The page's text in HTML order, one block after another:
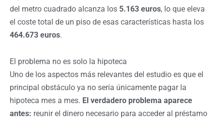
del metro cuadrado alcanza los 5.163 euros, lo que eleva
el coste total de un piso de esas características hasta los
464.673 euros.
El problema no es solo la hipoteca
Uno de los aspectos más relevantes del estudio es que el
principal obstáculo ya no sería únicamente pagar la
hipoteca mes a mes. El verdadero problema aparece
antes: reunir el dinero necesario para acceder al préstamo